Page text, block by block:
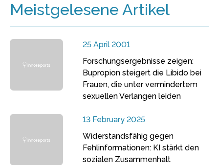
Meistgelesene Artikel
25 April 2001
Forschungsergebnisse zeigen:
Bupropion steigert die Libido bei
Frauen, die unter vermindertem
sexuellen Verlangen leiden
13 February 2025
Widerstandsfähig gegen
Fehlinformationen: KI stärkt den
sozialen Zusammenhalt